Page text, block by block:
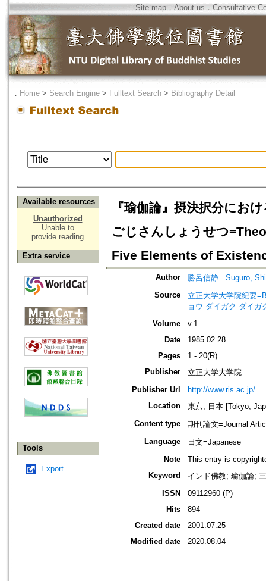
Site map．About us ． Consultative
． Home > Search Engine > Fulltext Search > Bibliography Detail
Available resources
Unauthorized
Unable to
provide reading
Extra service
Tools
Export
『瑜伽論』摂決択分にお
ごじさんしょうせつ
Five Elements of
Author
勝呂信静 =Suguro,
Source
立正大学大学院紀要
ョウ ダイガク ダイガ
Volume
v.1
Date
1985.02.28
Pages
1 - 20(R)
Publisher
立正大学大学院
Publisher Url
http://www.ris.ac.jp/
Location
東京, 日本 [Tokyo,
Content type
期刊論文=Journal
Language
日文=Japanese
Note
This entry is
Keyword
インド佛教; 瑜伽論;
ISSN
09112960 (P)
Hits
894
Created date
2001.07.25
Modified date
2020.08.04